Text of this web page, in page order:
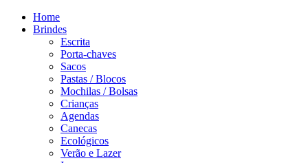
Home
Brindes
Escrita
Porta-chaves
Sacos
Pastas / Blocos
Mochilas / Bolsas
Crianças
Agendas
Canecas
Ecológicos
Verão e Lazer